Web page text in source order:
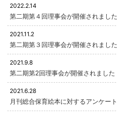
第二期第４回理事会が開催されました
2022.2.14
第二期第３回理事会が開催されました
2021.11.2
第二期第2回理事会が開催されました
2021.9.8
月刊総合保育絵本に対するアンケー
2021.6.28